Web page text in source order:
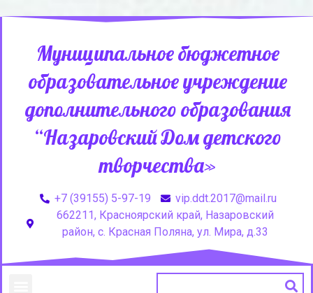
Муниципальное бюджетное
образовательное учреждение
дополнительного образования
“Назаровский Дом детского
творчества»
+7 (39155) 5-97-19
vip.ddt.2017@mail.ru
662211, Красноярский край, Назаровский
район, с. Красная Поляна, ул. Мира, д.33